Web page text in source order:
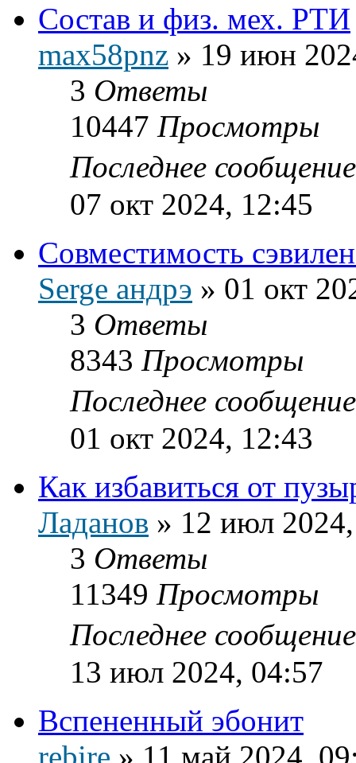
Состав и физ. мех. РТИ
max58pnz » 19 июн
3 Ответы
10447 Просмотры
Последнее
07 окт 2024, 12:45
Совместимость
Serge андрэ » 01 окт
3 Ответы
8343 Просмотры
Последнее
01 окт 2024, 12:43
Как избавиться от
Ладанов » 12 июл
3 Ответы
11349 Просмотры
Последнее
13 июл 2024, 04:57
Вспененный эбонит
rebire » 11 май 2024,